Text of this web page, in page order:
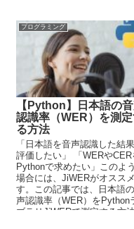
プログラミング
【Python】日本語の
認識率（WER）を測
る方法
「日本語を音声認識した結
評価したい」 「WERやCER
Pythonで求めたい」このよ
場合には、JiWERがオスス
す。この記事では、日本語
声認識率（WER）をPython
ブラリJiWERで測定する方法